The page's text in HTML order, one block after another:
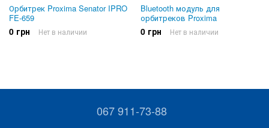
Орбитрек Proxima Senator IPRO
FE-659
0 грн Нет в наличии
Bluetooth модуль для
орбитреков Proxima
0 грн Нет в наличии
067 911-73-88